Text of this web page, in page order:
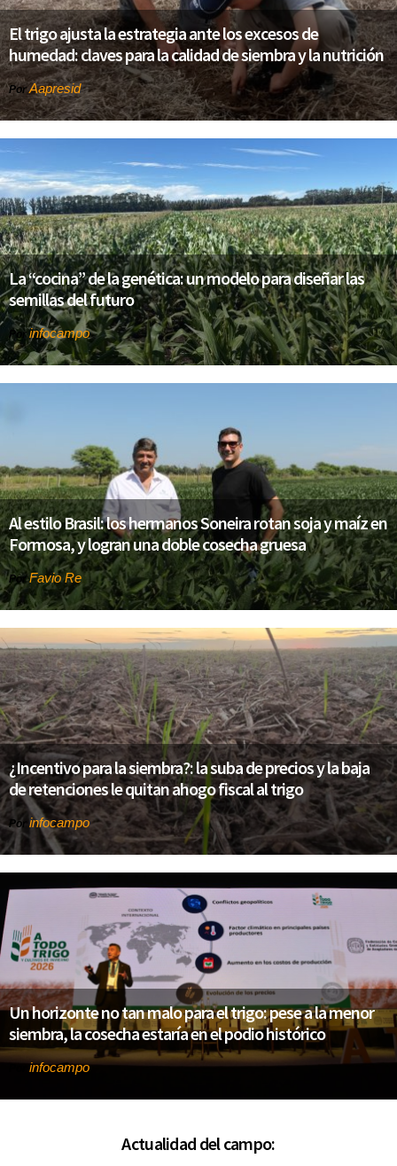
El trigo ajusta la estrategia ante los excesos de
humedad: claves para la calidad de siembra y la nutrición
PorAapresid
La “cocina” de la genética: un modelo para diseñar las
semillas del futuro
Por infocampo
Al estilo Brasil: los hermanos Soneira rotan soja y maíz en
Formosa, y logran una doble cosecha gruesa
PorFavio Re
¿Incentivo para la siembra?: la suba de precios y la baja
de retenciones le quitan ahogo fiscal al trigo
Por infocampo
Un horizonte no tan malo para el trigo: pese a la menor
siembra, la cosecha estaría en el podio histórico
infocampo
Actualidad del campo: